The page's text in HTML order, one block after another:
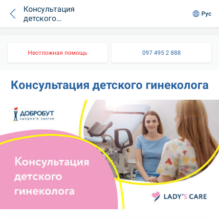
Консультация
детского
гинеколога
Рус
Неотложная помощь 097 495 2 888
Консультация детского гинеколога